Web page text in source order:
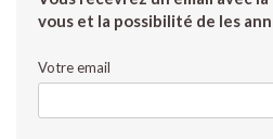
vous et la possibilité de les
Votre email